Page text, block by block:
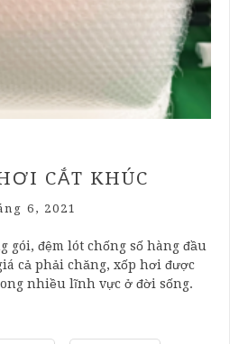
CẮT KHÚC
6, 2021
gói, đệm lót chống số hàng đầu
cả phải chăng, xốp hơi được
nhiều lĩnh vực ở đời sống.